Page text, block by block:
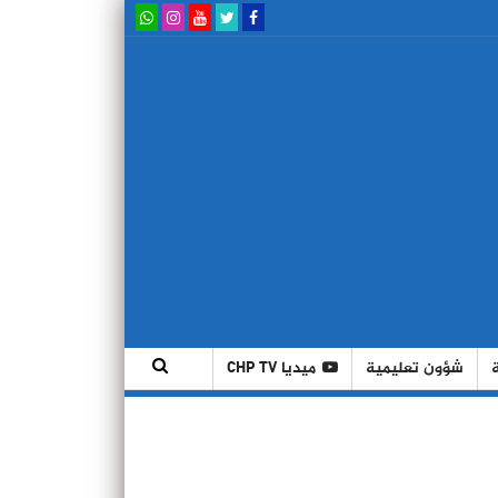
شؤون تعليمية ميديا CHP TV